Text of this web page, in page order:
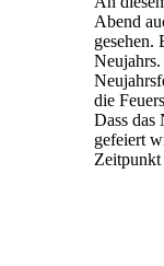
Abend
gesehen.
die
Dass das
gefeiert